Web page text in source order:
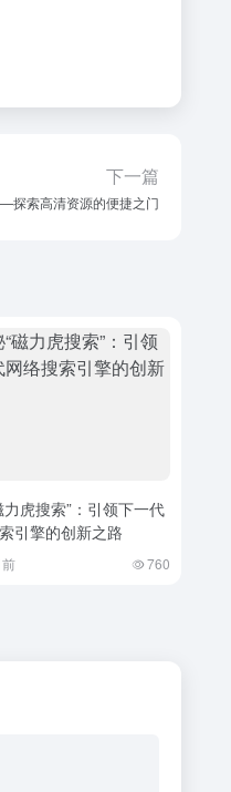
下一篇
探索高清资源的便捷之门
力虎搜索”：引领下一代
引擎的创新之路
760